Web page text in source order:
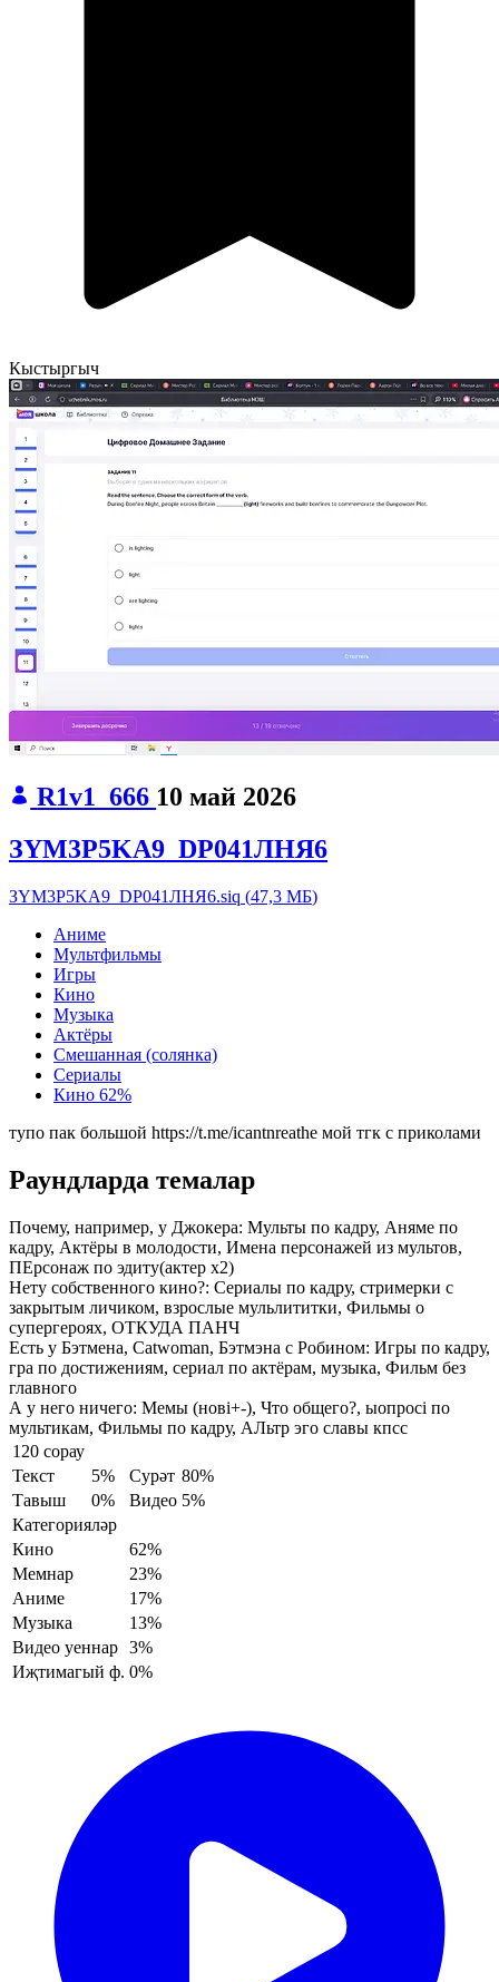
Кыстыргыч
R1v1_666 10 май 2026
ЗYM3P5KA9_DP041ЛНЯ6
ЗYM3P5KA9_DP041ЛНЯ6.siq (47,3 МБ)
Аниме
Мультфильмы
Игры
Кино
Музыка
Актёры
Смешанная (солянка)
Сериалы
Кино 62%
тупо пак большой https://t.me/icantnreathe мой тгк с приколами
Раундларда темалар
Почему, например, у Джокера: Мульты по кадру, Аняме по
кадру, Актёры в молодости, Имена персонажей из мультов,
ПЕрсонаж по эдиту(актер х2)
Нету собственного кино?: Сериалы по кадру, стримерки с
закрытым личиком, взрослые мульлититки, Фильмы о
супергероях, ОТКУДА ПАНЧ
Есть у Бэтмена, Catwoman, Бэтмэна с Робином: Игры по кадру,
гра по достижениям, сериал по актёрам, музыка, Фильм без
главного
А у него ничего: Мемы (новi+-), Что общего?, ыопросi по
мультикам, Фильмы по кадру, АЛьтр эго славы кпсс
120 сорау
Текст
5% Сурәт 80%
Тавыш
0% Видео 5%
Категорияләр
Кино
62%
Мемнар
23%
Аниме
17%
Музыка
13%
Видео уеннар 3%
Иҗтимагый ф. 0%